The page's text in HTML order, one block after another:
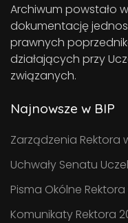
Archiwum powstało
dokumentację
prawnych
działających przy
związanych.
Najnowsze w BIP
Zarządzenia Rektora
Uchwały Senatu
Pisma Okólne
Komunikaty Rektora